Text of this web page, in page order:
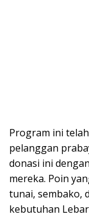
Program ini
pelanggan
donasi ini
mereka. Poin
tunai, sembako,
kebutuhan